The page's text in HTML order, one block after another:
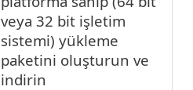
veya 32 bit işletim
sistemi) yükleme
paketini oluşturun ve
indirin